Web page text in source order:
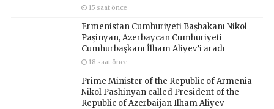
15 saat önce
Ermenistan Cumhuriyeti Başbakanı Nikol
Paşinyan, Azerbaycan Cumhuriyeti
Cumhurbaşkanı İlham Aliyev’i aradı
18 saat önce
Prime Minister of the Republic of Armenia
Nikol Pashinyan called President of the
Republic of Azerbaijan Ilham Aliyev